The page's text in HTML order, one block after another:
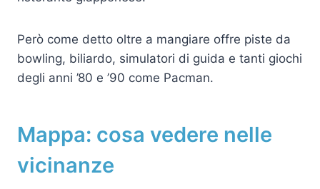
Però come detto oltre a mangiare offre piste da
bowling, biliardo, simulatori di guida e tanti giochi
degli anni ’80 e ’90 come Pacman.
Mappa: cosa vedere nelle
vicinanze